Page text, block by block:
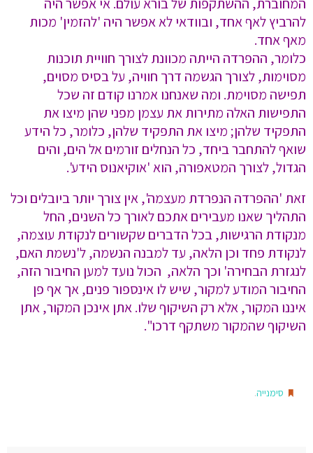
המחוברת, ההשתקפות של בורא עולם. אי אפשר היה
להרביץ לאף אחד, ובוודאי לא אפשר היה 'להזמין' מכות
מאף אחד.
כלומר, ההפרדה הייתה מכוונת לצורך חוויית תוכנות
מסוימות, לצורך הגשמה דרך חוויה, על בסיס מסוים,
תפישה מסוימת. ומה שאנחנו אמרנו קודם זה שכל
התפישות האלה מתירות את עצמן מפני שהן מיצו את
התפקיד שלהן; מיצו את התפקיד שלהן, כלומר, כל הידע
שואף להתחבר ביחד, כל הנחלים זורמים אל הים, והים
הגדול, לצורך המטאפורה, הוא 'אוקיאנוס הידע'.
זאת 'ההפרדה הנפרדת מעצמה', אין צורך יותר ביובלים וכל
התהליך שאנו מעבירים אתכם לאורך כל השנים, החל
מנקודת הרגישות, בכל הדברים שקשורים לנקודת עוצמה,
לנקודת פחד וכן הלאה, עד למבנה הנשמה, ל'נשמת האם,
לנגזרת הבחירה' וכך הלאה, הכול נועד למען החיבור הזה,
החיבור המודע למקור, שיש לו אינספור פנים, אך אף פן
איננו המקור, אלא רק השיקוף שלו. אתן אינכן המקור, אתן
השיקוף שהמקור משתקף דרכו".
סימנייה.